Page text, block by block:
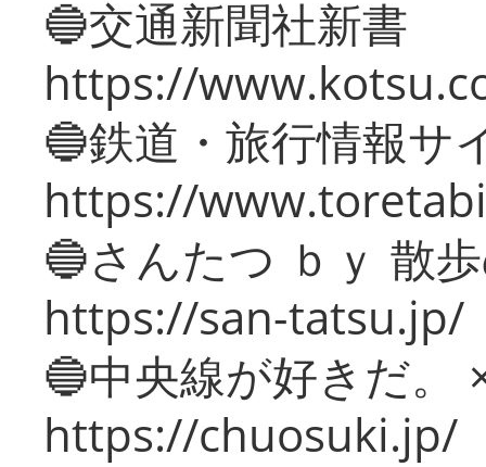
🔵交通新聞社新書
https://
🔵鉄道・旅行情報サ
https://
🔵さんたつ ｂｙ 散
https://san-tatsu.jp/
🔵中央線が好きだ。
https://chuosuki.jp/